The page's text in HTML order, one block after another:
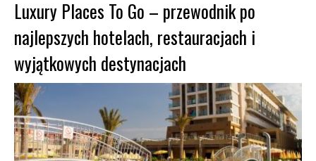
Luxury Places To Go – przewodnik po
najlepszych hotelach, restauracjach i
wyjątkowych destynacjach